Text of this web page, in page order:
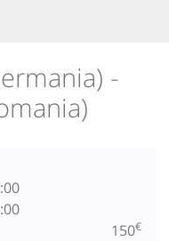
-
150€